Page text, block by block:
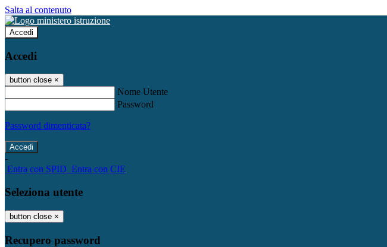
Salta al contenuto
Accedi
Accedi
button close ×
Nome Utente
Password
Password dimenticata?
-
Entra con SPID Entra con CIE
Seleziona utente
button close ×
Recupero password